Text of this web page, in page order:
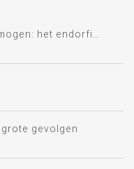
Ons natuurlijk herstelvermogen: het endorfine systeem.
gevolgen